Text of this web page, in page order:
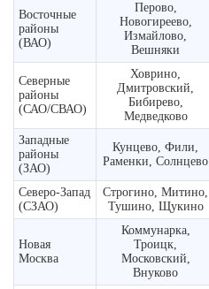
Восточные
районы
(ВАО)
Перово,
Новогиреево,
Измайлово,
Вешняки
Северные
районы
(САО/СВАО)
Ховрино,
Дмитровский,
Бибирево,
Медведково
Западные
районы
(ЗАО)
Кунцево, Фили,
Раменки, Солнцево
Северо-Запад
(СЗАО)
Строгино, Митино,
Тушино, Щукино
Новая
Москва
Коммунарка,
Троицк,
Московский,
Внуково